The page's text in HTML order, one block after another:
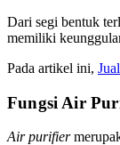
Dari segi bentuk
memiliki
Pada artikel ini,
Fungsi Air
Air purifier